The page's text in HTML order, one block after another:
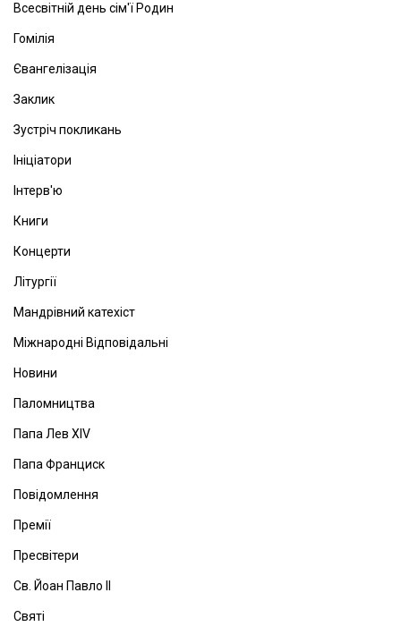
Всесвітній день сім'ї Родин
Гомілія
Євангелізація
Заклик
Зустріч покликань
Ініціатори
Інтерв'ю
Книги
Концерти
Літургії
Мандрівний катехіст
Міжнародні Відповідальні
Новини
Паломництва
Папа Лев ХІV
Папа Франциск
Повідомлення
Премії
Пресвітери
Св. Йоан Павло ІІ
Святі